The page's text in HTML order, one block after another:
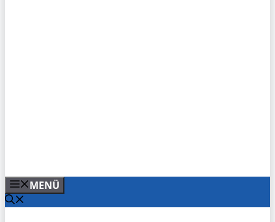
MENÜ